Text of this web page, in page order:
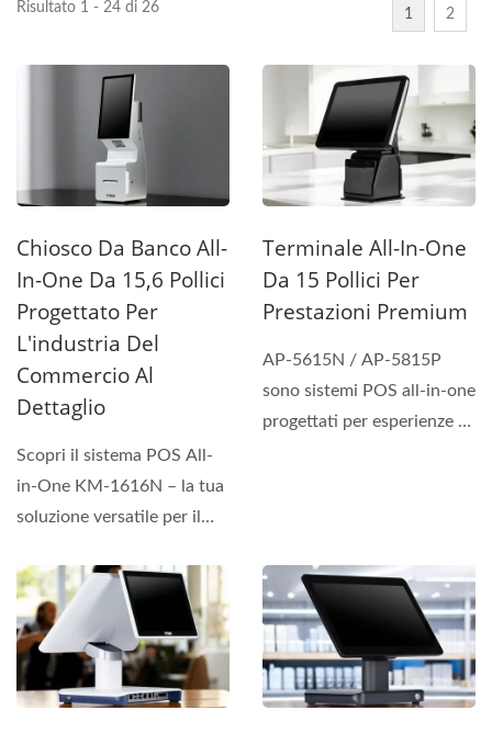
Risultato 1 - 24 di 26 1 2
Chiosco Da Banco All-
In-One Da 15,6 Pollici
Progettato Per
L'industria Del
Commercio Al
Dettaglio
Scopri il sistema POS All-
in-One KM-1616N – la tua
soluzione versatile per il
Terminale All-In-One
Da 15 Pollici Per
Prestazioni Premium
AP-5615N / AP-5815P
sono sistemi POS all-in-one
progettati per esperienze di